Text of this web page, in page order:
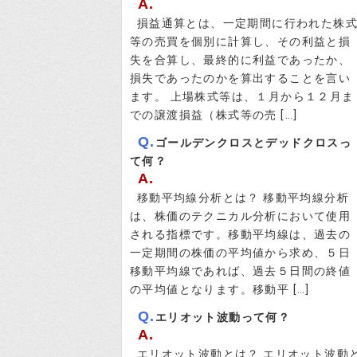
A.
損益通算とは、一定期間に行われた株式
等の売買を個別に計算し、その利益と損
失を合算し、最終的に利益であったか、
損失であったのかを算出することを言い
ます。 上場株式等は、１月から１２月ま
での譲渡損益（株式等の売 […]
Q. ゴールデンクロスとデッドクロスっ
て何？
A.
移動平均線分析とは？ 移動平均線分析
は、株価のテクニカル分析において使用
される指標です。移動平均線は、過去の
一定期間の株価の平均値から求め、５日
移動平均線であれば、過去５日間の終値
の平均値となります。移動平 […]
Q. エリオット波動って何？
A.
エリオット波動とは？ エリオット波動